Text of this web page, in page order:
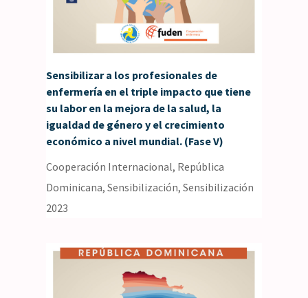
Sensibilizar a los profesionales de
enfermería en el triple impacto que tiene
su labor en la mejora de la salud, la
igualdad de género y el crecimiento
económico a nivel mundial. (Fase V)
Cooperación Internacional, República
Dominicana,Sensibilización,Sensibilización
2023